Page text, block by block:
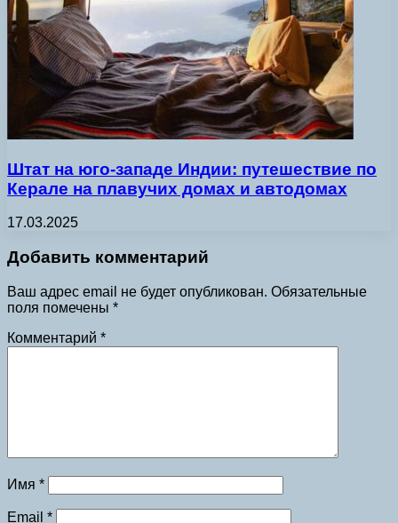
Штат на юго-западе Индии: путешествие по
Керале на плавучих домах и автодомах
17.03.2025
Добавить комментарий
Ваш адрес email не будет опубликован. Обязательные
поля помечены *
Комментарий *
Имя *
Email *